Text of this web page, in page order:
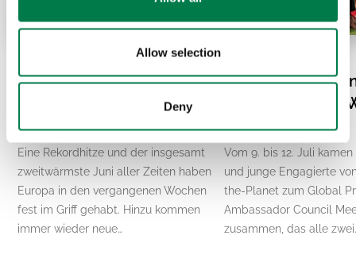
Allow selection
Deny
El Niño und die Hitzewelle
in Europa: Was steckt
wirklich dahinter?
Eine Rekordhitze und der insgesamt
zweitwärmste Juni aller Zeiten haben
Europa in den vergangenen Wochen
fest im Griff gehabt. Hinzu kommen
immer wieder neue…
Plant-for-the-
vereint: Globale
lokale Resilienz
Vom 9. bis 12. Juli
und junge Engagierte
the-Planet zum Global
Ambassador Council
zusammen, das alle